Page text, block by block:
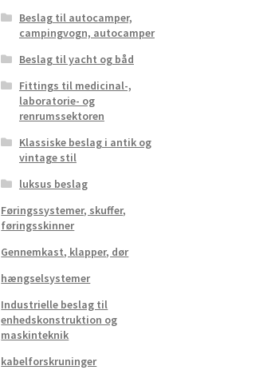
Beslag til autocamper,
campingvogn, autocamper
Beslag til yacht og båd
Fittings til medicinal-,
laboratorie- og
renrumssektoren
Klassiske beslag i antik og
vintage stil
luksus beslag
Føringssystemer, skuffer,
føringsskinner
Gennemkast, klapper, dør
hængselsystemer
Industrielle beslag til
enhedskonstruktion og
maskinteknik
kabelforskruninger